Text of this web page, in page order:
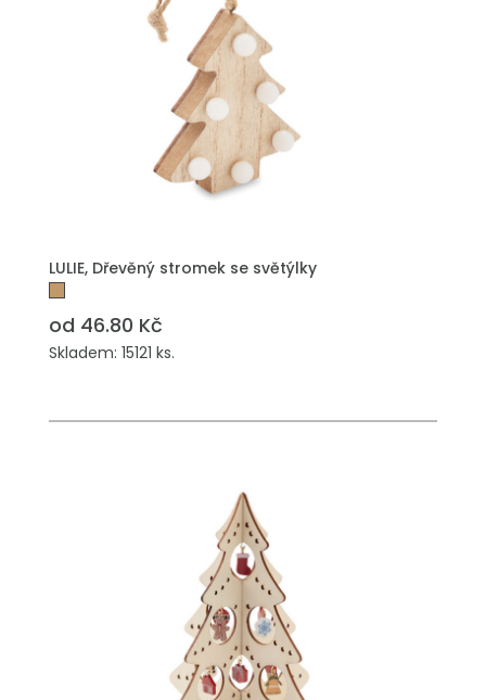
LULIE, Dřevěný stromek se světýlky
od 46.80 Kč
Skladem: 15121 ks.